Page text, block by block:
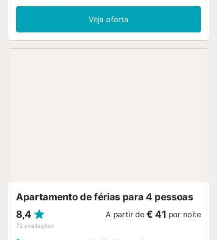
duas camas individuais, ideal para famílias ou grupos
pequenos. Possui uma casa de banho completa com
banheira, permitindo uma experiência relaxante após um
dia de praia. A kitchenette está totalmente equipada com
Veja oferta
Apartamento de férias para 4 pessoas
8,4
72 avaliações
A partir de € 41 por noite